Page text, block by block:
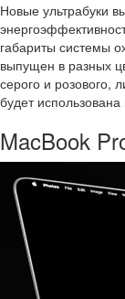
Новые ультрабуки
габариты системы
выпущен в разных
серого и розового,
будет
MacBook